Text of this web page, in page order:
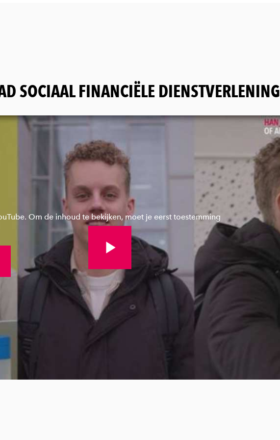
SOCIAAL FINANCIËLE DIENSTVERLENING
Bekijk volledige video
Om de inhoud te bekijken, moet je eerst toestemming